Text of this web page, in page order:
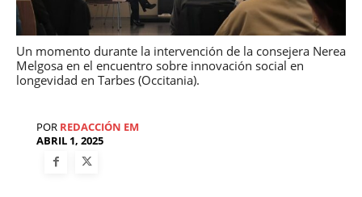
Un momento durante la intervención de la consejera Nerea
Melgosa en el encuentro sobre innovación social en
longevidad en Tarbes (Occitania).
POR REDACCIÓN EM
ABRIL 1, 2025